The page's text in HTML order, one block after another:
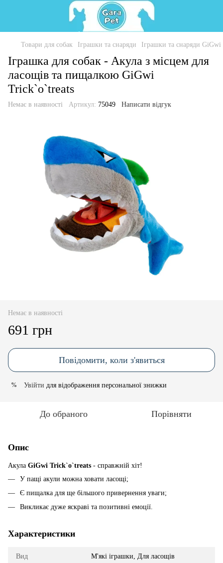
Товари для собак Іграшки та снаряди Іграшки та снаряди GiGwi
Іграшка для собак - Акула з місцем для
ласощів та пищалкою GiGwi
Trick`o`treats
Немає в наявності Артикул: 75049 Написати відгук
Немає в наявності
691 грн
Повідомити, коли з'явиться
% Увійти для відображення персональної знижки
До обраного Порівняти
Опис
Акула GiGwi Trick`o`treats - справжній хіт!
У пащі акули можна ховати ласощі;
Є пищалка для ще більшого привернення уваги;
Викликає дуже яскраві та позитивні емоції.
Характеристики
Вид М'які іграшки, Для ласощів